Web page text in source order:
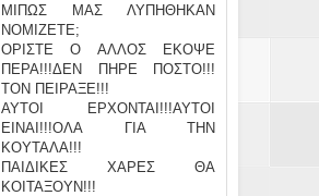
ΜΙΠΩΣ ΜΑΣ ΛΥΠΗΘΗΚΑΝ
ΝΟΜΙΖΕΤΕ;
ΟΡΙΣΤΕ Ο ΑΛΛΟΣ ΕΚΟΨΕ
ΠΕΡΑ!!!ΔΕΝ ΠΗΡΕ ΠΟΣΤΟ!!!
ΤΟΝ ΠΕΙΡΑΞΕ!!!
ΑΥΤΟΙ ΕΡΧΟΝΤΑΙ!!!ΑΥΤΟΙ
ΕΙΝΑΙ!!!ΟΛΑ ΓΙΑ ΤΗΝ
ΚΟΥΤΑΛΑ!!!
ΠΑΙΔΙΚΕΣ ΧΑΡΕΣ ΘΑ
ΚΟΙΤΑΞΟΥΝ!!!